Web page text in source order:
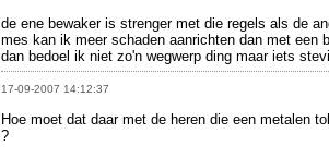
de ene bewaker is strenger met die regels als de
mes kan ik meer schaden aanrichten dan met een
dan bedoel ik niet zo'n wegwerp ding maar iets
17-09-2007 14:12:37
Hoe moet dat daar met de heren die een metalen
?